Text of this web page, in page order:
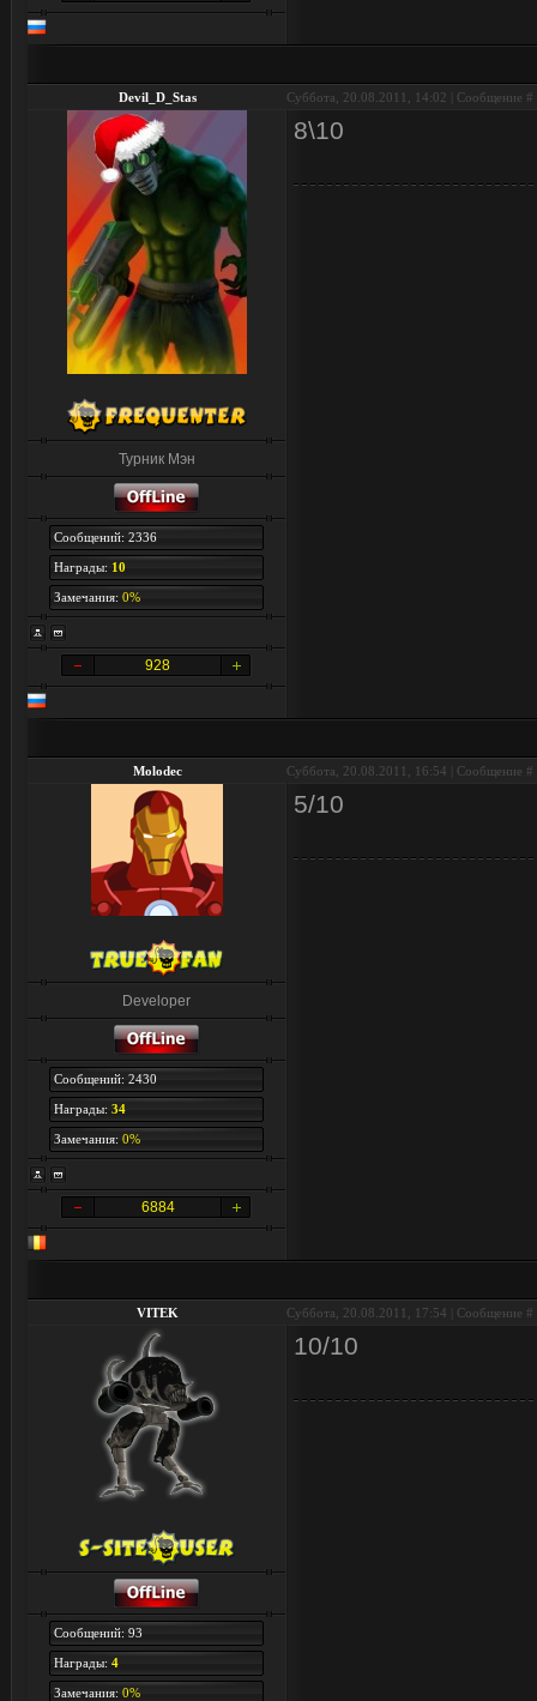
Devil_D_Stas Суббота, 20.08.2011, 14:02 | Сообщение #
Турник Мэн
Сообщений: 2336
Награды: 10
Замечания: 0%
928
8\10
Molodec Суббота, 20.08.2011, 16:54 | Сообщение #
Developer
Сообщений: 2430
Награды: 34
Замечания: 0%
6884
5/10
VITEK Суббота, 20.08.2011, 17:54 | Сообщение #
Сообщений: 93
Награды: 4
Замечания: 0%
10/10